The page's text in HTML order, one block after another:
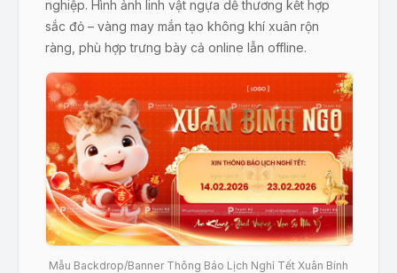
nghiệp. Hình ảnh linh vật ngựa dễ thương kết hợp
sắc đỏ – vàng may mắn tạo không khí xuân rộn
ràng, phù hợp trưng bày cả online lẫn offline.
Mẫu Backdrop/Banner Thông Báo Lịch Nghỉ Tết Xuân Bính